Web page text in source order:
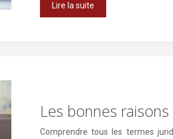
Lire la suite
Les bonnes
Comprendre tous les termes